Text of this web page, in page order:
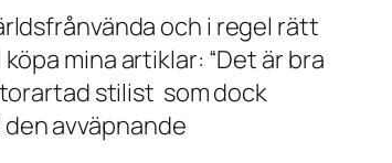
och i regel rätt
mina artiklar: “Det är bra
stilist som dock
avväpnande